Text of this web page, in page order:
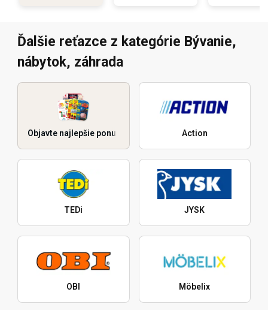
Ďalšie reťazce z kategórie Bývanie,
nábytok, záhrada
Objavte najlepšie ponuky Action
TEDi JYSK
OBI Möbelix